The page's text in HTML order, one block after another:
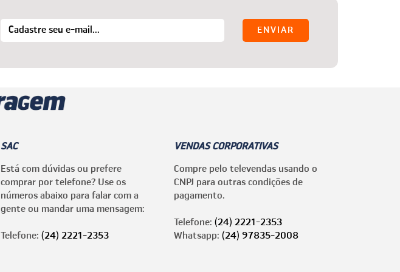
SAC
Está com dúvidas ou prefere
comprar por telefone? Use os
números abaixo para falar com a
gente ou mandar uma mensagem:
Telefone: (24) 2221-2353
VENDAS CORPORATIVAS
Compre pelo televendas usando o
CNPJ para outras condições de
pagamento.
Telefone: (24) 2221-2353
Whatsapp: (24) 97835-2008